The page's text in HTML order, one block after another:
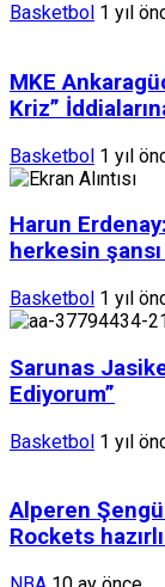
Basketbol 1 yıl
MKE
Kriz”
Basketbol 1 yıl
Harun
herkesin
Basketbol 1 yıl
Sarunas
Ediyorum”
Basketbol 1 yıl
Alperen
Rockets